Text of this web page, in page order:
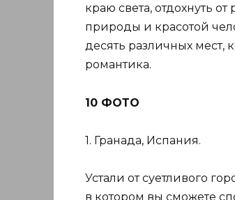
краю света, отдохнуть
природы и красотой
десять различных мест,
романтика.
10 ФОТО
1. Гранада, Испания.
Устали от суетливого
в котором вы сможете